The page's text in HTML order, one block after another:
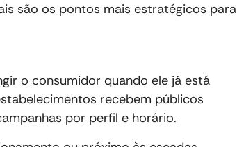
são os pontos mais estratégicos para
o consumidor quando ele já está
recebem públicos
por perfil e horário.